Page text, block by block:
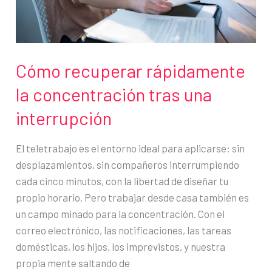
Cómo recuperar rápidamente
la concentración tras una
interrupción
El teletrabajo es el entorno ideal para aplicarse: sin
desplazamientos, sin compañeros interrumpiendo
cada cinco minutos, con la libertad de diseñar tu
propio horario. Pero trabajar desde casa también es
un campo minado para la concentración. Con el
correo electrónico, las notificaciones, las tareas
domésticas, los hijos, los imprevistos, y nuestra
propia mente saltando de